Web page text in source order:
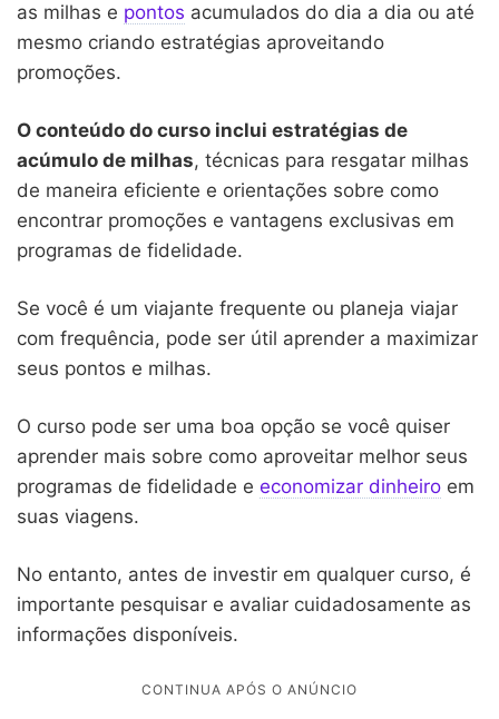
as milhas e pontos acumulados do dia a dia ou até
mesmo criando estratégias aproveitando
promoções.
O conteúdo do curso inclui estratégias de
acúmulo de milhas, técnicas para resgatar milhas
de maneira eficiente e orientações sobre como
encontrar promoções e vantagens exclusivas em
programas de fidelidade.
Se você é um viajante frequente ou planeja viajar
com frequência, pode ser útil aprender a maximizar
seus pontos e milhas.
O curso pode ser uma boa opção se você quiser
aprender mais sobre como aproveitar melhor seus
programas de fidelidade e economizar dinheiro em
suas viagens.
No entanto, antes de investir em qualquer curso, é
importante pesquisar e avaliar cuidadosamente as
informações disponíveis.